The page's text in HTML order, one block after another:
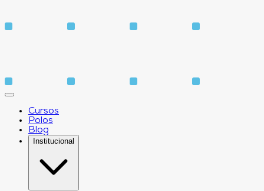
Cursos
Polos
Blog
Institucional